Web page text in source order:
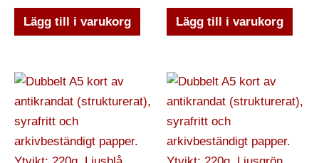
Lägg till i varukorg Lägg till i varukorg